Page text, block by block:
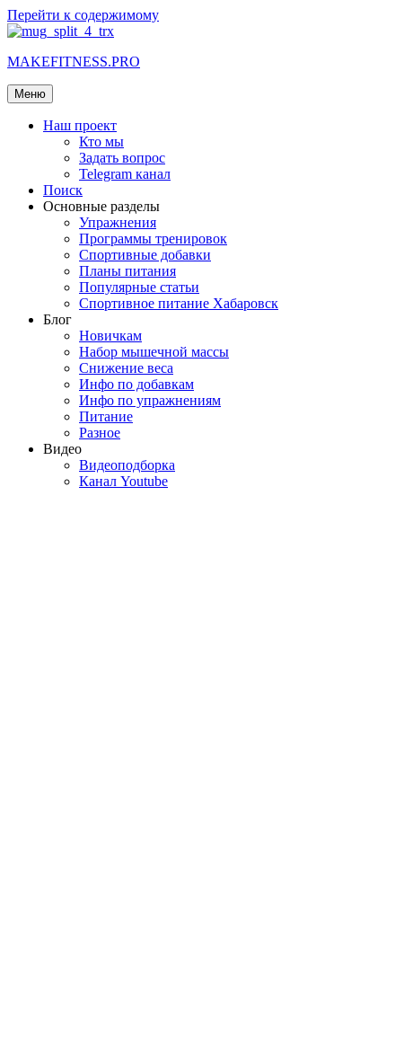
Перейти к содержимому
MAKEFITNESS.PRO
Меню
Наш проект
Кто мы
Задать вопрос
Telegram канал
Поиск
Основные разделы
Упражнения
Программы тренировок
Спортивные добавки
Планы питания
Популярные статьи
Спортивное питание Хабаровск
Блог
Новичкам
Набор мышечной массы
Снижение веса
Инфо по добавкам
Инфо по упражнениям
Питание
Разное
Видео
Видеоподборка
Канал Youtube